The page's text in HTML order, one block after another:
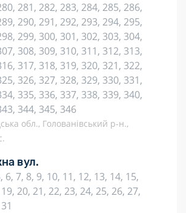
281, 282, 283, 284, 285, 286,
290, 291, 292, 293, 294, 295,
299, 300, 301, 302, 303, 304,
308, 309, 310, 311, 312, 313,
317, 318, 319, 320, 321, 322,
326, 327, 328, 329, 330, 331,
335, 336, 337, 338, 339, 340,
344, 345, 346
обл., Голованівський р-н.,
вул.
6, 7, 8, 9, 10, 11, 12, 13, 14, 15,
20, 21, 22, 23, 24, 25, 26, 27,